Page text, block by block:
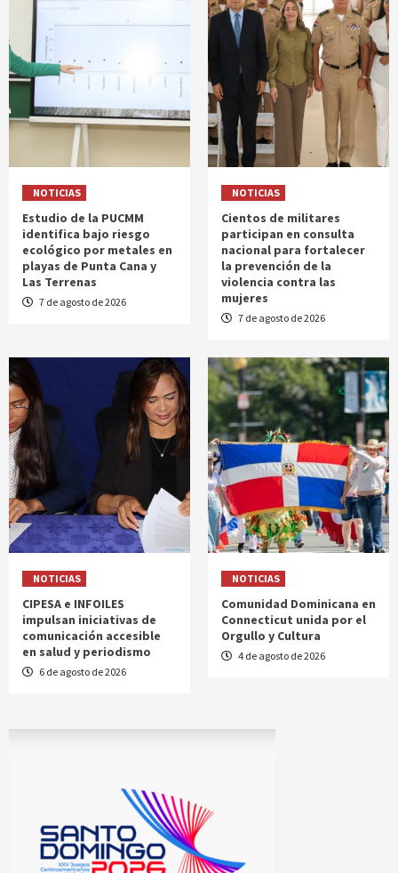
NOTICIAS
Estudio de la PUCMM
identifica bajo riesgo
ecológico por metales en
playas de Punta Cana y
Las Terrenas
7 de agosto de 2026
NOTICIAS
Cientos de militares
participan en consulta
nacional para fortalecer
la prevención de la
violencia contra las
mujeres
7 de agosto de 2026
NOTICIAS
CIPESA e INFOILES
impulsan iniciativas de
comunicación accesible
en salud y periodismo
6 de agosto de 2026
NOTICIAS
Comunidad Dominicana en
Connecticut unida por el
Orgullo y Cultura
4 de agosto de 2026